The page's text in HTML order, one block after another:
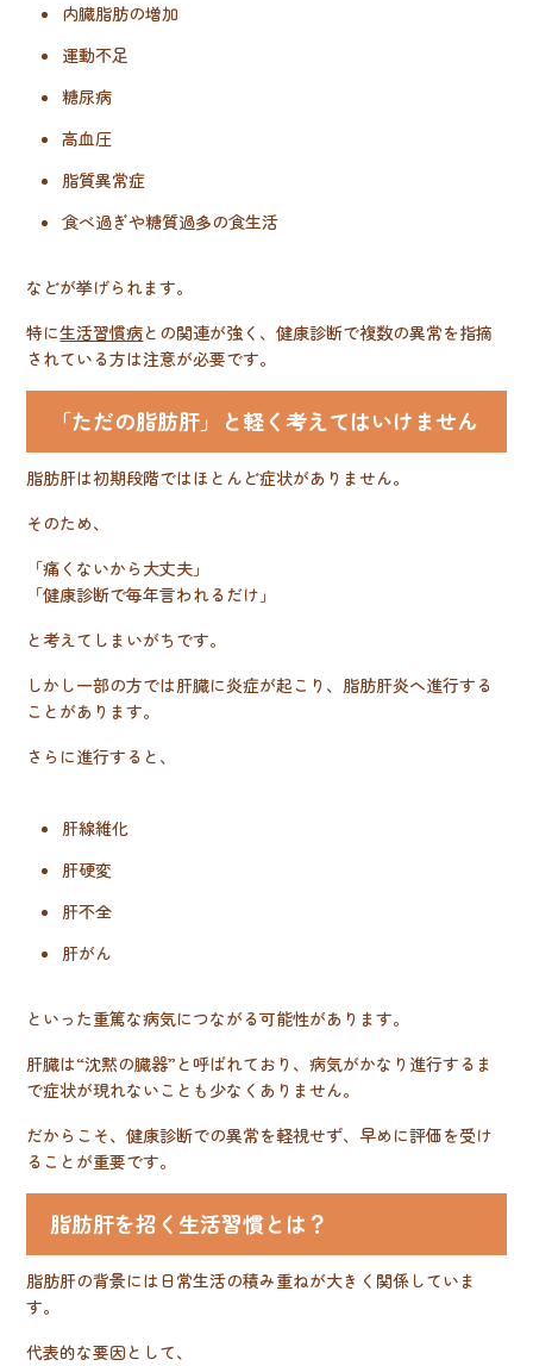
内臓脂肪の増加
運動不足
糖尿病
高血圧
脂質異常症
食べ過ぎや糖質過多の食生活
などが挙げられます。
特に生活習慣病との関連が強く、健康診断で複数の異常を指摘
されている方は注意が必要です。
「ただの脂肪肝」と軽く考えてはいけません
脂肪肝は初期段階ではほとんど症状がありません。
そのため、
「痛くないから大丈夫」
「健康診断で毎年言われるだけ」
と考えてしまいがちです。
しかし一部の方では肝臓に炎症が起こり、脂肪肝炎へ進行する
ことがあります。
さらに進行すると、
肝線維化
肝硬変
肝不全
肝がん
といった重篤な病気につながる可能性があります。
肝臓は“沈黙の臓器”と呼ばれており、病気がかなり進行するま
で症状が現れないことも少なくありません。
だからこそ、健康診断での異常を軽視せず、早めに評価を受け
ることが重要です。
脂肪肝を招く生活習慣とは？
脂肪肝の背景には日常生活の積み重ねが大きく関係していま
す。
代表的な要因として、